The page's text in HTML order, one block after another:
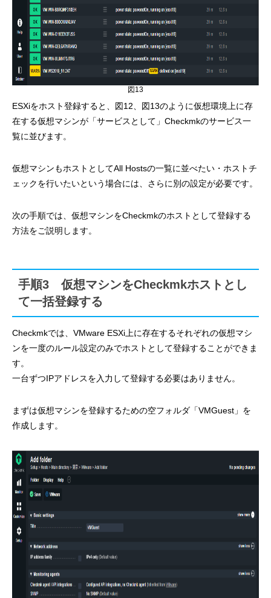
図13
ESXiをホスト登録すると、図12、図13のように仮想環境上に存
在する仮想マシンが「サービスとして」Checkmkのサービス一
覧に並びます。
仮想マシンもホストとしてAll Hostsの一覧に並べたい・ホストチ
ェックを行いたいという場合には、さらに別の設定が必要です。
次の手順では、仮想マシンをCheckmkのホストとして登録する
方法をご説明します。
手順3 仮想マシンをCheckmkホストとし
て一括登録する
Checkmkでは、VMware ESXi上に存在するそれぞれの仮想マシ
ンを一度のルール設定のみでホストとして登録することができま
す。
一台ずつIPアドレスを入力して登録する必要はありません。
まずは仮想マシンを登録するための空フォルダ「VMGuest」を
作成します。